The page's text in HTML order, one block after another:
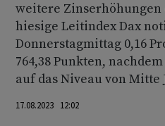
weitere
hiesige Leitindex Dax
Donnerstagmittag 0,16
764,38 Punkten,
auf das Niveau von Mitte
17.08.2023 12:02